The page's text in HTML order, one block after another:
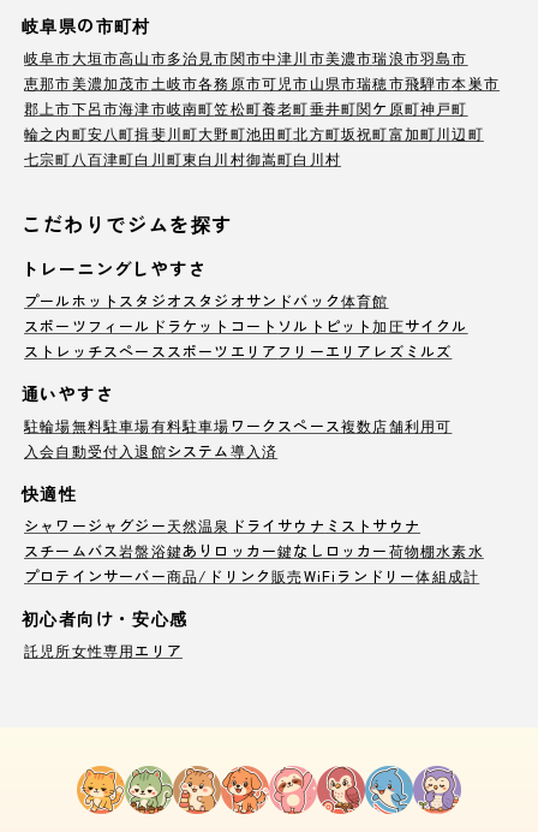
岐阜県の市町村
岐阜市大垣市高山市多治見市関市中津川市美濃市瑞浪市羽島市
恵那市美濃加茂市土岐市各務原市可児市山県市瑞穂市飛騨市本巣市
郡上市下呂市海津市岐南町笠松町養老町垂井町関ケ原町神戸町
輪之内町安八町揖斐川町大野町池田町北方町坂祝町富加町川辺町
七宗町八百津町白川町東白川村御嵩町白川村
こだわりでジムを探す
トレーニングしやすさ
プールホットスタジオスタジオサンドバック体育館
スポーツフィールド ラケットコート ソルトピット加圧サイクル
ストレッチスペーススポーツエリア フリーエリア レズミルズ
通いやすさ
駐輪場無料駐車場有料駐車場ワークスペース複数店舗利用可
入会自動受付入退館システム導入済
快適性
シャワージャグジー天然温泉 ドライサウナ ミストサウナ
スチームバス岩盤浴鍵ありロッカー鍵なしロッカー荷物棚水素水
プロテインサーバー商品/ドリンク販売WiFi ランドリー体組成計
初心者向け・安心感
託児所女性専用エリア